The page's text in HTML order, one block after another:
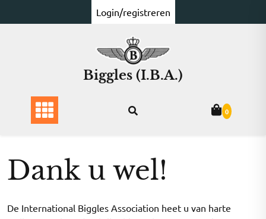
naar
Login/registreren
Biggles (I.B.A.)
0
Dank u wel!
De International Biggles Association heet u van harte